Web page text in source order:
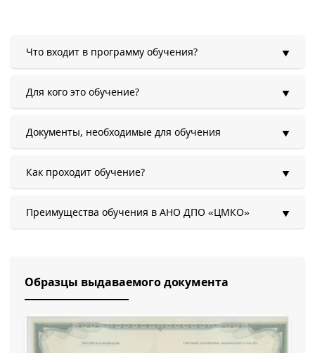
Что входит в программу обучения?
Для кого это обучение?
Документы, необходимые для обучения
Как проходит обучение?
Преимущества обучения в АНО ДПО «ЦМКО»
Образцы выдаваемого документа